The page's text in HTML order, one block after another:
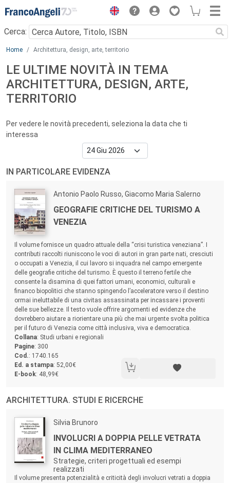
Menu
Cerca:
Main content
Home Architettura, design, arte, territorio
LE ULTIME NOVITÀ IN TEMA
ARCHITETTURA, DESIGN, ARTE,
TERRITORIO
Per vedere le novità precedenti, seleziona la data che ti
interessa
IN PARTICOLARE EVIDENZA
Autori:
Antonio Paolo Russo, Giacomo Maria Salerno
Titolo:
GEOGRAFIE CRITICHE DEL TURISMO A
VENEZIA
Sommario:
Il volume fornisce un quadro attuale della “crisi turistica veneziana”. I
contributi raccolti riuniscono le voci di autori in gran parte nati, cresciuti
o occupati a Venezia, il cui lavoro si inquadra nel campo emergente
delle geografie critiche del turismo. È questo il terreno fertile che
consente la disamina di quei fattori umani, economici, culturali e
financo biopolitici che stanno spingendo l’acceleratore verso il destino
ormai ineluttabile di una civitas assassinata per incassare i proventi
delle sue bellezze. Il testo vuole offrire argomenti ed evidenze che
dovrebbero aiutare a riorientare una più che mai urgente svolta politica
per il futuro di Venezia come città inclusiva, viva e democratica.
Collana: Studi urbani e regionali
Pagine: 300
Cod.: 1740.165
Ed. a stampa: 52,00€
E-book: 48,99€
ARCHITETTURA. STUDI E RICERCHE
Autori:
Silvia Brunoro
Titolo:
INVOLUCRI A DOPPIA PELLE VETRATA
IN CLIMA MEDITERRANEO
Strategie, criteri progettuali ed esempi
realizzati
Sommario:
Il volume presenta potenzialità e criticità degli involucri vetrati a doppia